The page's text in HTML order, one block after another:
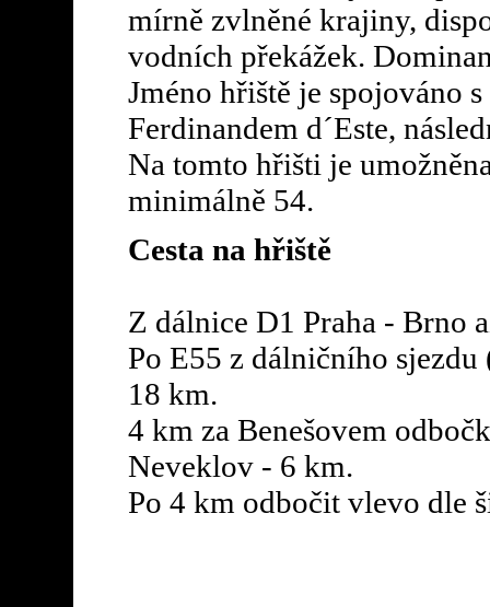
mírně zvlněné krajiny,
vodních překážek.
Jméno hřiště je spojováno
Ferdinandem d´Este,
Na tomto hřišti je
minimálně 54.
Cesta na hřiště
Z dálnice D1 Praha - Brno
Po E55 z dálničního
18 km.
4 km za Benešovem
Neveklov - 6 km.
Po 4 km odbočit vlevo dle